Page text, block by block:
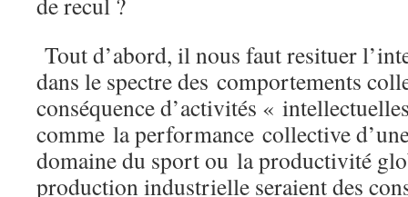
Tout d’abord, il nous faut resituer
dans le spectre des comportements
conséquence d’activités «
comme la performance collective
domaine du sport ou la productivité
production industrielle seraient des